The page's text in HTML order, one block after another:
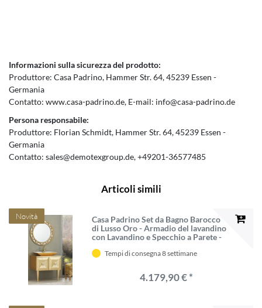
Informazioni sulla sicurezza del prodotto:
Produttore: Casa Padrino Hammer Str.64 45239 Essen
Germania
Contatto: www.casa-padrino.de E-mail: info@casa-padrino.de
Persona responsabile:
Produttore: Florian Schmidt Hammer Str.64 45239 Essen
Germania
Contatto: sales@demotexgroup.de +49201-36577485
Articoli simili
Novità
Casa Padrino Set da Bagno Barocco
di Lusso Oro - Armadio del lavandino
con Lavandino e Specchio a Parete -
Tempi di consegna 8 settimane
4.179,90 € *